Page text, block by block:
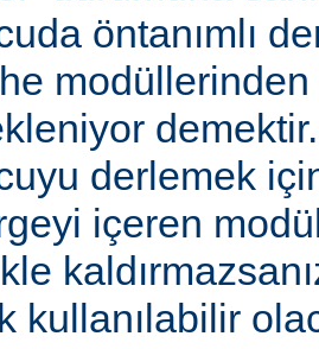
öntanımlı
modüllerinden
derlemek
içeren
kullanılabilir